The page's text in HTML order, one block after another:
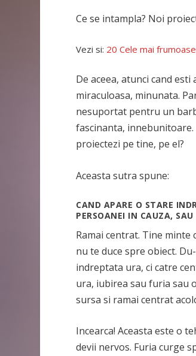
Ce se intampla? Noi
Vezi si: 20 Cele mai
De aceea, atunci cand
miraculoasa, minunata.
nesuportat pentru un
fascinanta, innebunitoare.
proiectezi pe tine, pe el?
Aceasta sutra spune:
CAND APARE O STARE
PERSOANEI IN CAUZA,
Ramai centrat. Tine minte
nu te duce spre obiect.
indreptata ura, ci catre
ura, iubirea sau furia sau
sursa si ramai centrat
Incearca! Aceasta este o
devii nervos. Furia curge